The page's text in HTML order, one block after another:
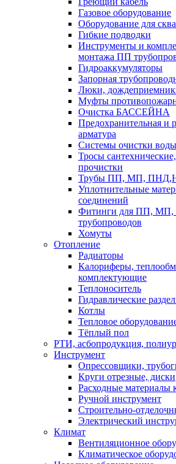
Газовое оборудование
Оборудование для
Гибкие подводки
Инструменты и
монтажа ПП
Гидроаккумуляторы
Запорная
Люки,
Муфты
Очистка БАССЕЙНА
Предохранительная и
арматура
Системы очистки воды
Тросы
прочистки
Трубы ПП, МП,
Уплотнительные
соединений
Фитинги для ПП,
трубопроводов
Хомуты
Отопление
Радиаторы
Калориферы,
комплектующие
Теплоноситель
Гидравлические
Котлы
Тепловое
Тёплый пол
РТИ, асбопродукция,
Инструмент
Опрессовщики,
Круги отрезные, диски
Расходные материалы
Ручной инструмент
Строительно-
Электрический
Климат
Вентиляционное
Климатическое